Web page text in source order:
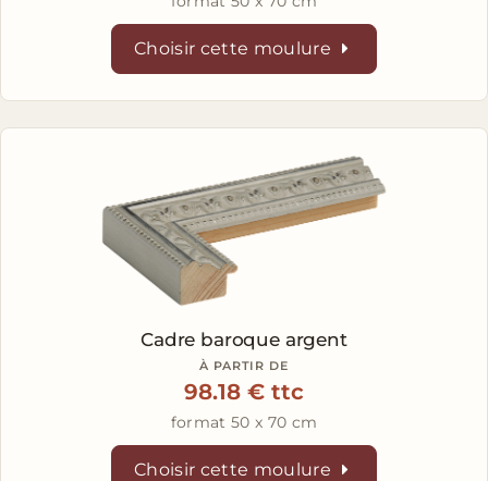
Choisir cette moulure
Cadre baroque argent
À PARTIR DE
98.18 € ttc
format 50 x 70 cm
Choisir cette moulure